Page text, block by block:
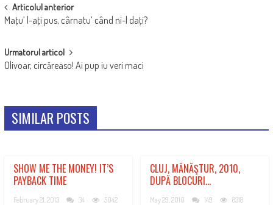
POST
NAVIGATION
Articolul anterior
Maţu’ l-aţi pus, cârnatu’ când ni-l daţi?
Urmatorul articol
Olivoar, circăreaso! Ai pup iu veri maci
SIMILAR POSTS
SHOW ME THE MONEY! IT’S
PAYBACK TIME
February 21, 2013 34 5042
CLUJ, MĂNĂŞTUR, 2010,
DUPĂ BLOCURI…
May 29, 2010 149 8318